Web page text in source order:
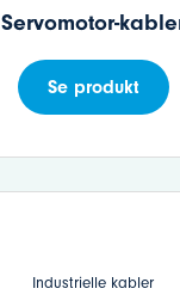
Servomotor-
Se produkt
Industrielle kabler